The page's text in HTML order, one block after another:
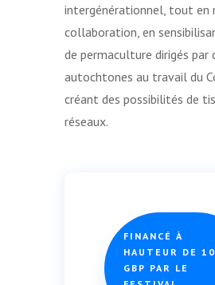
intergénérationnel, tout en
collaboration, en
de permaculture dirigés par
autochtones au travail du
créant des possibilités de
réseaux.
FINANCÉ À
HAUTEUR DE
GBP PAR LE